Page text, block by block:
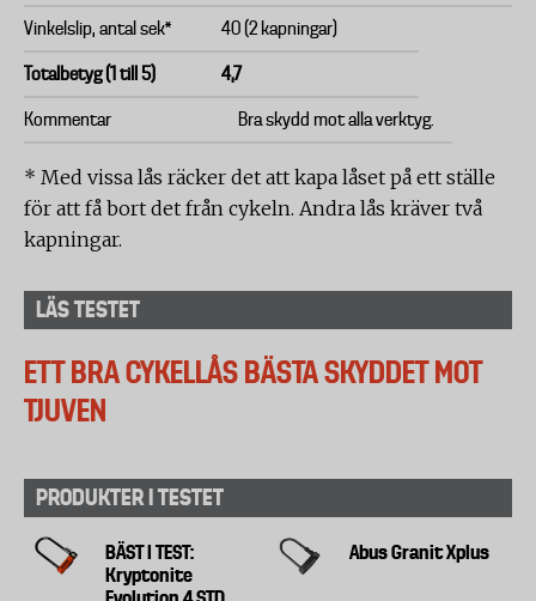
Vinkelslip, antal sek* 40 (2 kapningar)
Totalbetyg (1 till 5) 4,7
Kommentar Bra skydd mot alla verktyg.
* Med vissa lås räcker det att kapa låset på ett ställe
för att få bort det från cykeln. Andra lås kräver två
kapningar.
LÄS TESTET
ETT BRA CYKELLÅS BÄSTA SKYDDET MOT
TJUVEN
PRODUKTER I TESTET
BÄST I TEST:
Kryptonite
Abus Granit Xplus